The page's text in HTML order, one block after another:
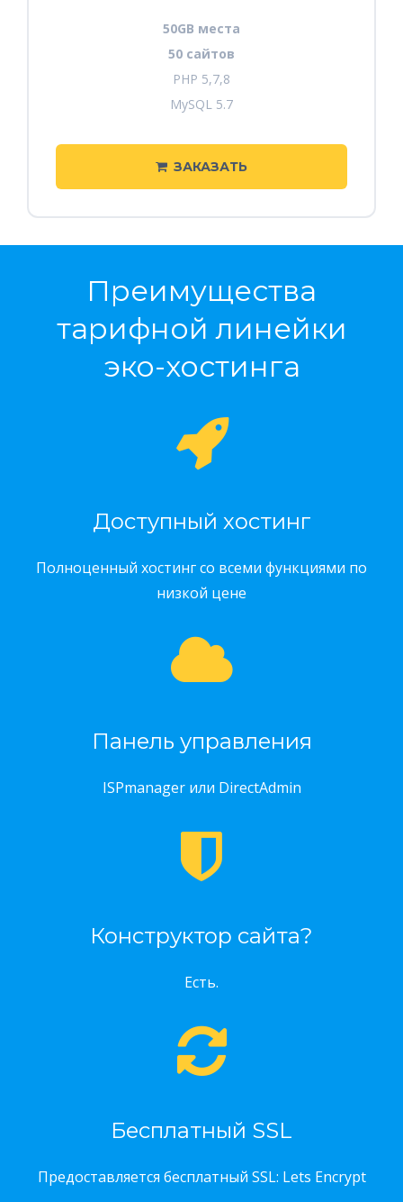
50GB места
50 сайтов
PHP 5,7,8
MySQL 5.7
ЗАКАЗАТЬ
Преимущества
тарифной линейки
эко-хостинга
Доступный хостинг
Полноценный хостинг со всеми функциями по
низкой цене
Панель управления
ISPmanager или DirectAdmin
Конструктор сайта?
Есть.
Бесплатный SSL
Предоставляется бесплатный SSL: Lets Encrypt